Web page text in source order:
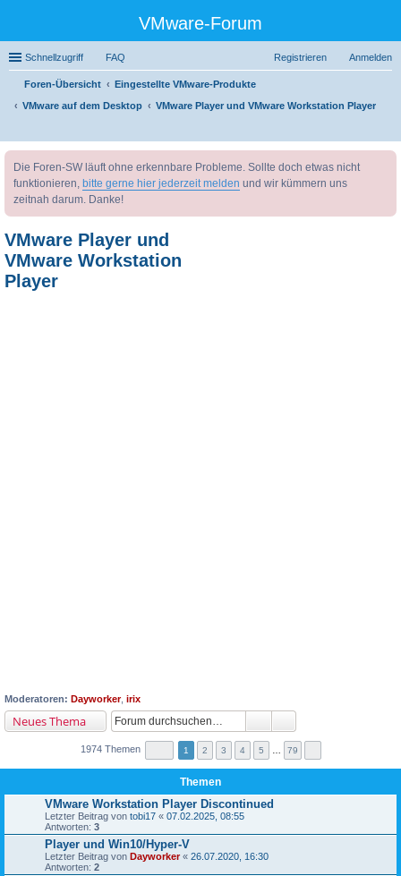
VMware-Forum
Schnellzugriff FAQ Anmelden
Registrieren
Foren-Übersicht
Eingestellte VMware-Produkte
VMware auf dem Desktop
VMware Player und VMware Workstation Player
uc
Die Foren-SW läuft ohne erkennbare Probleme. Sollte doch etwas nicht
funktionieren, bitte gerne hier jederzeit melden und wir kümmern uns
zeitnah darum. Danke!
VMware Player und
VMware Workstation
Player
Moderatoren: Dayworker, irix
Neues Thema
1974 Themen 1 2 3 4 5 79
Themen
VMware Workstation Player Discontinued
Letzter Beitrag von tobi17 « 07.02.2025, 08:55
Antworten: 3
Player und Win10/Hyper-V
Letzter Beitrag von Dayworker« 26.07.2020, 16:30
Antworten: 2